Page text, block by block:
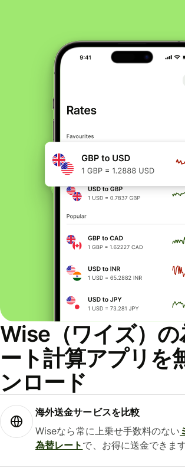
Wise（ワイズ）の
ート計算アプリを
ンロード
海外送金サービスを比較
Wiseなら常に上乗せ手数料のない
為替レート で、お得に送金できます